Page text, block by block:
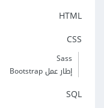
HTML
CSS
Sass
إطار عمل Bootstrap
SQL